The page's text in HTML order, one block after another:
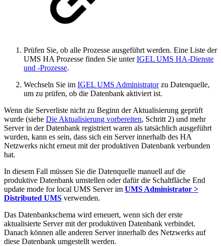
Prüfen Sie, ob alle Prozesse ausgeführt werden. Eine Liste der
UMS HA Prozesse finden Sie unterIGEL UMS HA-Dienste
und -Prozesse.
Wechseln Sie im IGEL UMS Administratorzu Datenquelle,
um zu prüfen, ob die Datenbank aktiviert ist.
Wenn die Serverliste nicht zu Beginn der Aktualisierung geprüft
wurde (siehe Die Aktualisierung vorbereiten, Schritt 2) und mehr
Server in der Datenbank registriert waren als tatsächlich ausgeführt
wurden, kann es sein, dass sich ein Server innerhalb des HA
Netzwerks nicht erneut mit der produktiven Datenbank verbunden
hat.
In diesem Fall müssen Sie die Datenquelle manuell auf die
produktive Datenbank umstellen oder dafür die Schaltfläche End
update mode for local UMS Server im UMS Administrator >
Distributed UMS verwenden.
Das Datenbankschema wird erneuert, wenn sich der erste
aktualisierte Server mit der produktiven Datenbank verbindet.
Danach können alle anderen Server innerhalb des Netzwerks auf
diese Datenbank umgestellt werden.